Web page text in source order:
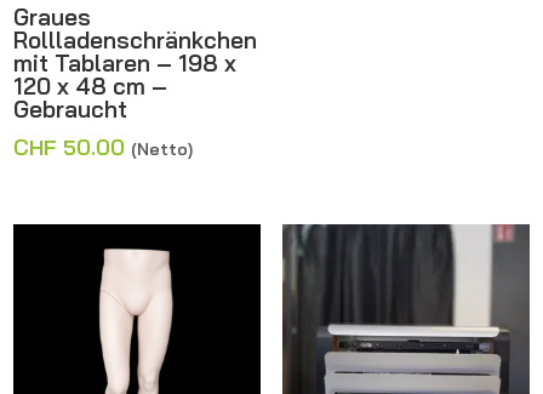
Graues
Rollladenschränkchen
mit Tablaren – 198 x
120 x 48 cm –
Gebraucht
CHF 50.00 (Netto)